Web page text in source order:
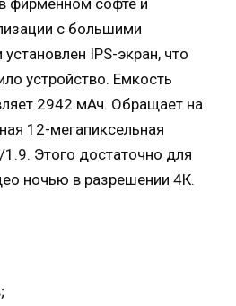
с большими
IPS-экран, что
устройство. Емкость
2942 мАч. Обращает на
12-мегапиксельная
Этого достаточно для
ночью в разрешении 4К.